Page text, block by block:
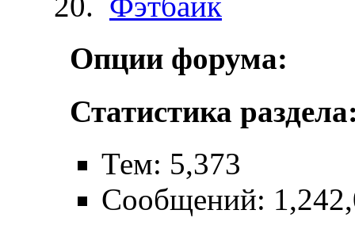
Опции форума:
Статистика
Тем: 5,373
Сообщений: